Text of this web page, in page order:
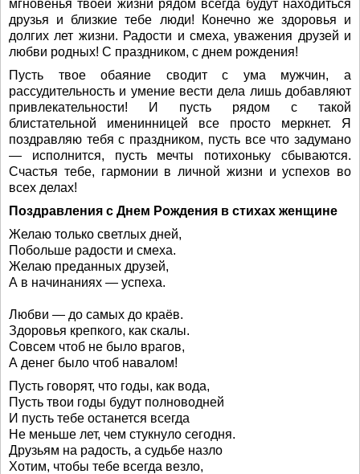
мгновенья твоей жизни рядом всегда будут находиться
друзья и близкие тебе люди! Конечно же здоровья и
долгих лет жизни. Радости и смеха, уважения друзей и
любви родных! С праздником, с днем рождения!
Пусть твое обаяние сводит с ума мужчин, а
рассудительность и умение вести дела лишь добавляют
привлекательности! И пусть рядом с такой
блистательной именинницей все просто меркнет. Я
поздравляю тебя с праздником, пусть все что задумано
— исполнится, пусть мечты потихоньку сбываются.
Счастья тебе, гармонии в личной жизни и успехов во
всех делах!
Поздравления с Днем Рождения в стихах женщине
Желаю только светлых дней,
Побольше радости и смеха.
Желаю преданных друзей,
А в начинаниях — успеха.
Любви — до самых до краёв.
Здоровья крепкого, как скалы.
Совсем чтоб не было врагов,
А денег было чтоб навалом!
Пусть говорят, что годы, как вода,
Пусть твои годы будут полноводней
И пусть тебе останется всегда
Не меньше лет, чем стукнуло сегодня.
Друзьям на радость, а судьбе назло
Хотим, чтобы тебе всегда везло,